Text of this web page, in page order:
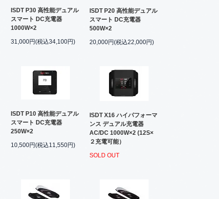
ISDT P30 高性能デュアル
スマート DC充電器
1000W×2
31,000円(税込34,100円)
ISDT P20 高性能デュアル
スマート DC充電器
500W×2
20,000円(税込22,000円)
ISDT P10 高性能デュアル
スマート DC充電器
250W×2
10,500円(税込11,550円)
ISDT X16 ハイパフォーマ
ンス デュアル充電器
AC/DC 1000W×2 (12S×
２充電可能）
SOLD OUT